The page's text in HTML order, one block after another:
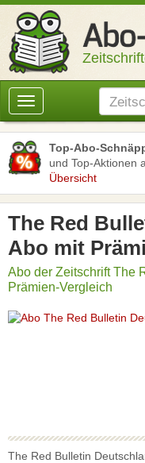
Toggle
navigation
Top-Abo-
und Top-Aktionen
Übersicht
The Red
Abo mit
Abo der Zeitschrift The
Prämien-Vergleich
The Red Bulletin